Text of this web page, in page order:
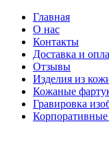
Главная
О нас
Контакты
Доставка и
Отзывы
Изделия из
Кожаные
Гравировка